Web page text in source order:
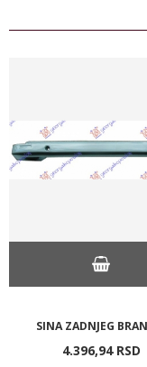
SINA ZADNJEG
4.396,94 RSD